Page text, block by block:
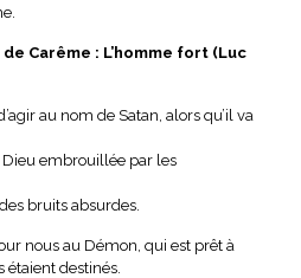
Carême : L’homme fort (Luc
au nom de Satan, alors qu’il va
embrouillée par les
bruits absurdes.
nous au Démon, qui est prêt à
étaient destinés.